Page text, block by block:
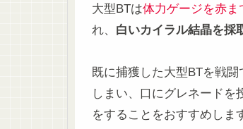
大型BTは体力ゲージを赤ま
れ、 白いカイラル結晶を採
既に捕獲した大型BTを戦
しまい、口にグレネードを
をすることをおすすめしま